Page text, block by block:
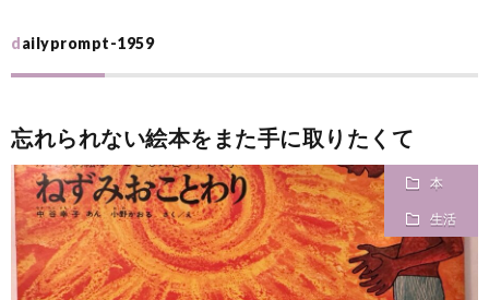
r
i
T
a
い
dailyprompt-1959
忘れられない絵本をまた手に取りたくて
本
生活